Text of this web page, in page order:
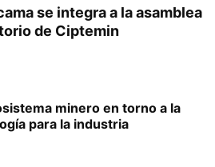
se integra a la asamblea
de Ciptemin
minero en torno a la
para la industria